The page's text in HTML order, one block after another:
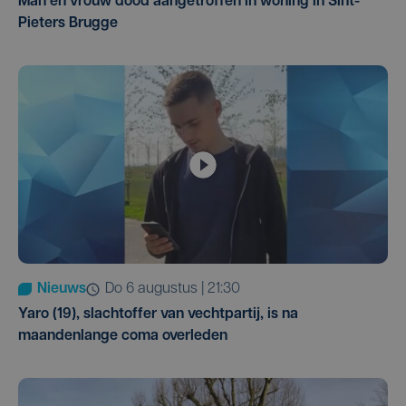
Pieters Brugge
Nieuws
do 6 augustus | 21:30
Yaro (19), slachtoffer van vechtpartij, is na
maandenlange coma overleden